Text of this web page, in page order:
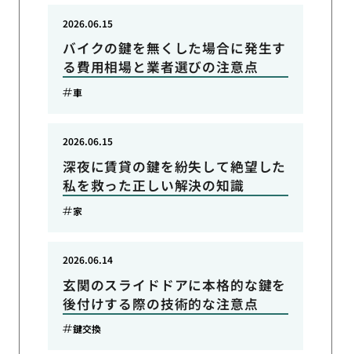
バイクの鍵を無くした場合に発生す
る費用相場と業者選びの注意点
2026.06.15
車
深夜に賃貸の鍵を紛失して絶望した
私を救った正しい解決の知識
2026.06.15
家
玄関のスライドドアに本格的な鍵を
後付けする際の技術的な注意点
2026.06.14
鍵交換